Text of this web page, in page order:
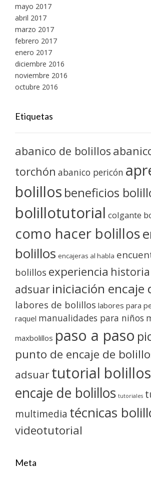
mayo 2017
abril 2017
marzo 2017
febrero 2017
enero 2017
diciembre 2016
noviembre 2016
octubre 2016
Etiquetas
abanico de bolillos
torchón abanico pericón
bolillos beneficios
bolillotutorial colgante
como hacer bolillos
bolillos encajeras al habla
bolillos experiencia
adsuar iniciación encaje
labores de bolillos labores para
raquel manualidades para niños
maxbolillos paso a paso
punto de encaje de
adsuartutorial bolillos
encaje de bolillos tutoriales
multimedia técnicas
videotutorial
Meta